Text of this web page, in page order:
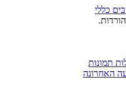
כללי
האחרונה